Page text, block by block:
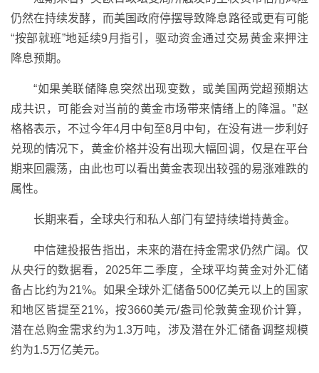
仍然在持续发酵，而美国政府停摆导致降息路径或更有可能
“按部就班”地延续9月指引，驱动资金通过交易黄金来押注
降息预期。
“如果美联储降息突然出现变数，或美国两党超预期达
成共识，可能会对当前的黄金市场带来情绪上的降温。”赵
格格表示，不过今年4月中旬至8月中旬，在没有进一步利好
兑现的情况下，黄金价格并没有出现大幅回调，仅是在平台
期来回震荡，由此也可以看出黄金表现出较强的易涨难跌的
属性。
长期来看，全球央行和私人部门有望持续增持黄金。
中信建投报告指出，未来的潜在持金需求仍然广阔。仅
从央行的数据看，2025年二季度，全球平均黄金对外汇储
备占比约为21%。如果全球外汇储备500亿美元以上的国家
和地区皆提至21%，按3660美元/盎司伦敦黄金现价计算，
潜在总购金需求约为1.3万吨，涉及潜在外汇储备调整规模
约为1.5万亿美元。